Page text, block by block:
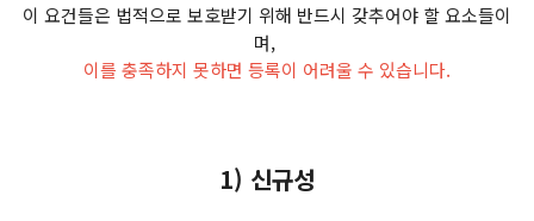
이 요건들은 법적으로 보호받기 위해 반드시 갖추어야 할 요소들이
며,
이를 충족하지 못하면 등록이 어려울 수 있습니다.
1) 신규성